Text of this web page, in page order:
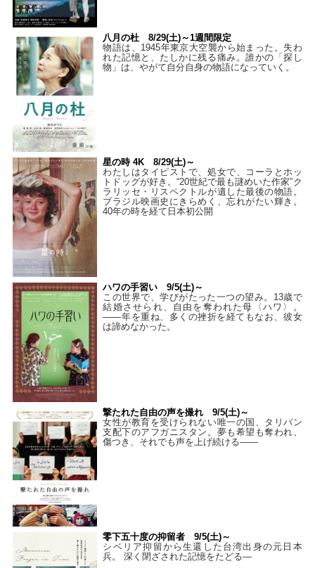
八月の杜 8/29(土)～1週間限定
物語は、1945年東京大空襲から始まった。失わ
れた記憶と、たしかに残る痛み。誰かの「探し
物」は、やがて自分自身の物語になっていく。
星の時 4K 8/29(土)～
わたしはタイピストで、処⼥で、コーラとホッ
トドッグが好き。“20世紀で最も謎めいた作家”ク
ラリッセ・リスペクトルが遺した最後の物語。
ブラジル映画史にきらめく、忘れがたい輝き。
40年の時を経て⽇本初公開
ハワの手習い 9/5(土)～
この世界で、学びがたった一つの望み。13歳で
結婚させられ、自由を奪われた母〈ハワ〉。
——年を重ね、多くの挫折を経てもなお、彼女
は諦めなかった。
撃たれた自由の声を撮れ 9/5(土)～
女性が教育を受けられない唯一の国、タリバン
支配下のアフガニスタン。夢も希望も奪われ、
傷つき、それでも声を上げ続ける——
零下五十度の抑留者 9/5(土)～
シベリア抑留から生還した台湾出身の元日本
兵。 深く閉ざされた記憶をたどる—